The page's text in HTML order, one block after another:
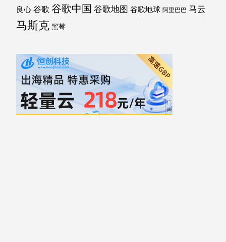
良心 谷歌 谷歌中国 谷歌地图 谷歌地球 阿里巴巴 马云
马斯克 黑莓